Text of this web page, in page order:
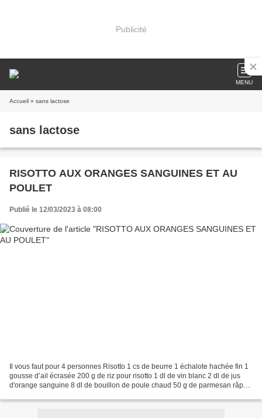
Publicité
MENU
Accueil » sans lactose
sans lactose
RISOTTO AUX ORANGES SANGUINES ET AU
POULET
Publié le 12/03/2023 à 08:00
Il vous faut pour 4 personnes Risotto 1 cs de beurre 1 échalote hachée fin 1
gousse d’ail écrasée 200 g de riz pour risotto 1 dl de vin blanc 2 dl de jus
d'orange sanguine 8 dl de bouillon de poule chaud 50 g de parmesan râpé